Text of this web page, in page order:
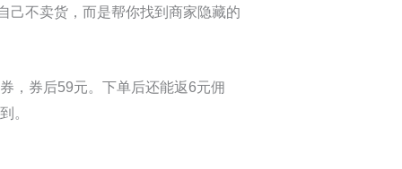
己不卖货，而是帮你找到商家隐藏的
，券后59元。下单后还能返6元佣
。